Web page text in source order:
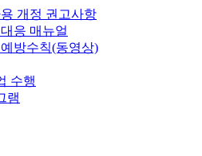
개정 권고사항
응 매뉴얼
방수칙(동영상)
수행
램